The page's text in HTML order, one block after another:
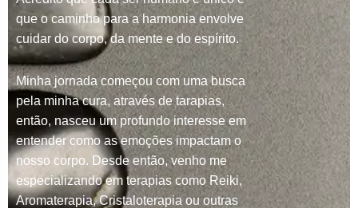
que o caminho para a harmonia envolve
cuidar do corpo, da mente e do espírito.
Minha jornada começou com uma busca
pela minha cura, através de tarapias,
então, nasceu um profundo interesse em
entender como as emoções impactam o
nosso corpo. Desde então, venho me
especializando em terapias como Reiki,
Aromaterapia, Cristaloterapia ou outras